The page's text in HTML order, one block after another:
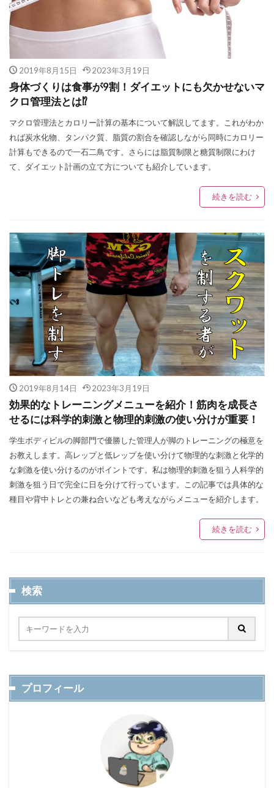
2019年8月15日 2023年3月19日
身体づくりは食事が9割！ダイエットにも欠かせないマ
クロ管理法とは⁉
マクロ管理法とカロリー計算の基本について解説してます。これがわか
れば炭水化物、タンパク質、脂質の割合を確認しながら同時にカロリー
計算もできるので一石二鳥です。さらには脂質制限と糖質制限にわけ
て、ダイエット計画の立て方についても紹介しています。
続きを読む
2019年8月14日 2023年3月19日
効果的なトレーニングメニューを紹介！筋肉を成長さ
せるには科学的刺激と物理的刺激の使い分けが重要！
学生ボディビルの脚部門で優勝した管理人が脚のトレーニングの極意を
お教えします。高レップと低レップを使い分けて物理的な刺激と化学的
な刺激を使い分けるのがポイントです。私は物理的刺激を狙う人科学的
刺激を狙う日で完全に日を分けて行っています。この記事では具体的な
種目や背中トレとの兼ね合いなども考えながらメニューを紹介します。
続きを読む
検索
プロフィール